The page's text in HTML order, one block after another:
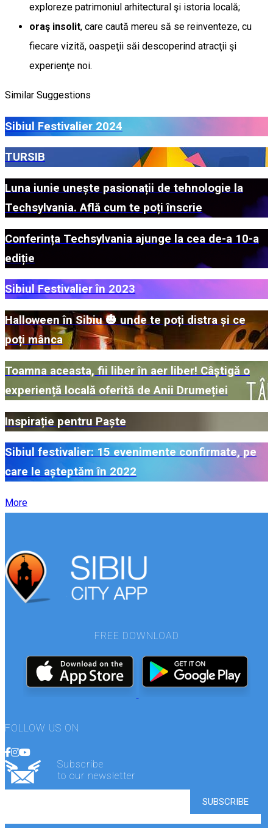
exploreze patrimoniul arhitectural şi istoria locală;
oraş insolit, care caută mereu să se reinventeze, cu
fiecare vizită, oaspeţii săi descoperind atracţii şi
experienţe noi.
Similar Suggestions
Sibiul Festivalier 2024
TURSIB
Luna iunie unește pasionații de tehnologie la
Techsylvania. Află cum te poți înscrie
Conferința Techsylvania ajunge la cea de-a 10-a
ediție
Sibiul Festivalier în 2023
Halloween în Sibiu 🎃 unde te poți distra și ce
poți mânca
Toamna aceasta, fii liber în aer liber! Câștigă o
experiență locală oferită de Anii Drumeției
Inspirație pentru Paște
Sibiul festivalier: 15 evenimente confirmate, pe
care le așteptăm în 2022
More
FREE DOWNLOAD
FOLLOW US ON
Subscribe
to our newsletter